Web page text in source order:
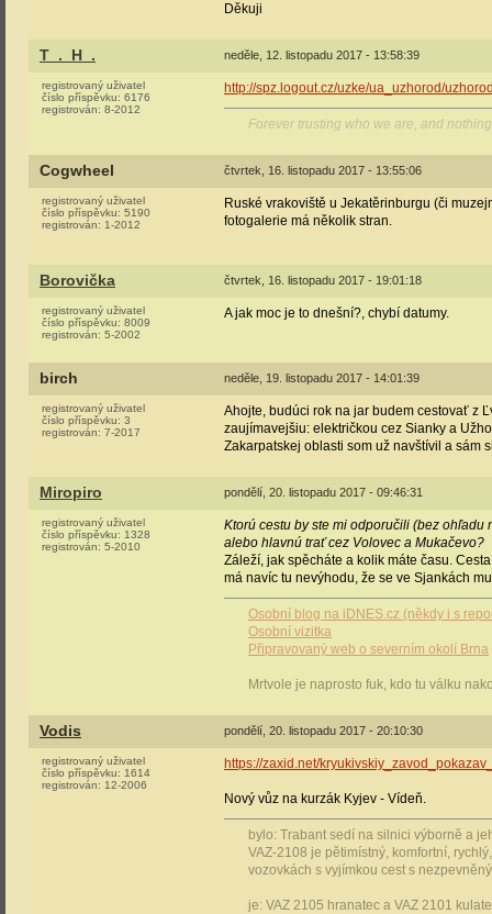
Děkuji
T_._H_. neděle, 12. listopadu 2017 - 13:58:39
registrovaný uživatel
číslo příspěvku: 6176
registrován: 8-2012
http://spz.logout.cz/uzke/ua_uzhorod/
Forever trusting who we are, and
Cogwheel čtvrtek, 16. listopadu 2017 - 13:55:06
registrovaný uživatel
číslo příspěvku: 5190
registrován: 1-2012
Ruské vrakoviště u Jekatěrinburgu (či
fotogalerie má několik stran.
Borovička čtvrtek, 16. listopadu 2017 - 19:01:18
registrovaný uživatel
číslo příspěvku: 8009
registrován: 5-2002
A jak moc je to dnešní?, chybí datumy.
birch neděle, 19. listopadu 2017 - 14:01:39
registrovaný uživatel
číslo příspěvku: 3
registrován: 7-2017
Ahojte, budúci rok na jar budem cestovať z
zaujímavejšiu: električkou cez Sianky a
Zakarpatskej oblasti som už navštívil a sám
Miropiro pondělí, 20. listopadu 2017 - 09:46:31
registrovaný uživatel
číslo příspěvku: 1328
registrován: 5-2010
Ktorú cestu by ste mi odporučili (bez
alebo hlavnú trať cez Volovec a Mukačevo?
Záleží, jak spěcháte a kolik máte času.
má navíc tu nevýhodu, že se ve Sjankách
Osobní blog na iDNES.cz (někdy i s
Osobní vizitka
Připravovaný web o severním okolí Brna
Mrtvole je naprosto fuk, kdo tu válku
Vodis pondělí, 20. listopadu 2017 - 20:10:30
registrovaný uživatel
číslo příspěvku: 1614
registrován: 12-2006
https://zaxid.net/
Nový vůz na kurzák Kyjev - Vídeň.
bylo: Trabant sedí na silnici výborně a
VAZ-2108 je pětimístný, komfortní,
vozovkách s vyjímkou cest s
je: VAZ 2105 hranatec a VAZ 2101